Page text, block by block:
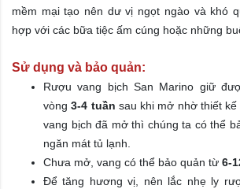
mềm mại tạo nên dư vị ngọt ngào và khó
hợp với các bữa tiệc ấm cúng hoặc những
Sử dụng và bảo quản:
Rượu vang bịch San Marino giữ
vòng3-4 tuần sau khi mở nhờ thiết
vang bịch đã mở thì chúng ta có thể
ngăn mát tủ lạnh.
Chưa mở, vang có thể bảo quản từ 6-
Để tăng hương vị, nên lắc nhẹ ly